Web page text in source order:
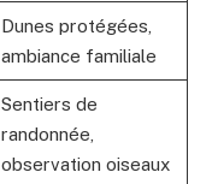
Dunes protégées,
ambiance familiale
Sentiers de
randonnée,
observation oiseaux